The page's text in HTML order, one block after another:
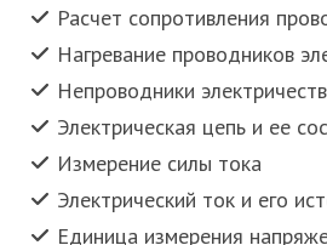
Расчет сопротивления
Нагревание проводников
Непроводники
Электрическая цепь и ее
Измерение силы тока
Электрический ток и его
Единица измерения